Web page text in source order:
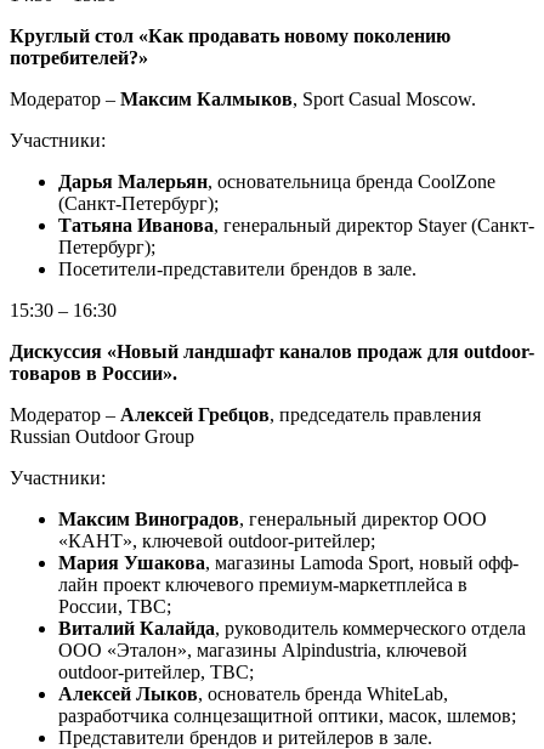
Круглый стол «Как продавать новому поколению
потребителей?»
Модератор – Максим Калмыков, Sport Casual Moscow.
Участники:
Дарья Малерьян, основательница бренда CoolZone
(Санкт-Петербург);
Татьяна Иванова, генеральный директор Stayer (Санкт-
Петербург);
Посетители-представители брендов в зале.
15:30 – 16:30
Дискуссия «Новый ландшафт каналов продаж для outdoor-
товаров в России».
Модератор – Алексей Гребцов, председатель правления
Russian Outdoor Group
Участники:
Максим Виноградов, генеральный директор ООО
«КАНТ», ключевой outdoor-ритейлер;
Мария Ушакова, магазины Lamoda Sport, новый офф-
лайн проект ключевого премиум-маркетплейса в
России, TBC;
Виталий Калайда, руководитель коммерческого отдела
ООО «Эталон», магазины Alpindustria, ключевой
outdoor-ритейлер, TBC;
Алексей Лыков, основатель бренда WhiteLab,
разработчика солнцезащитной оптики, масок, шлемов;
Представители брендов и ритейлеров в зале.